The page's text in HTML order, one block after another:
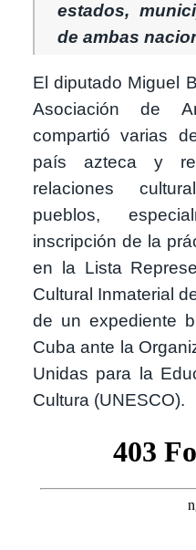
estados,
de ambas
El diputado Miguel
Asociación de
compartió varias
país azteca y
relaciones
pueblos,
inscripción de la
en la Lista
Cultural Inmaterial
de un expediente
Cuba ante la
Unidas para la
Cultura (UNESCO).